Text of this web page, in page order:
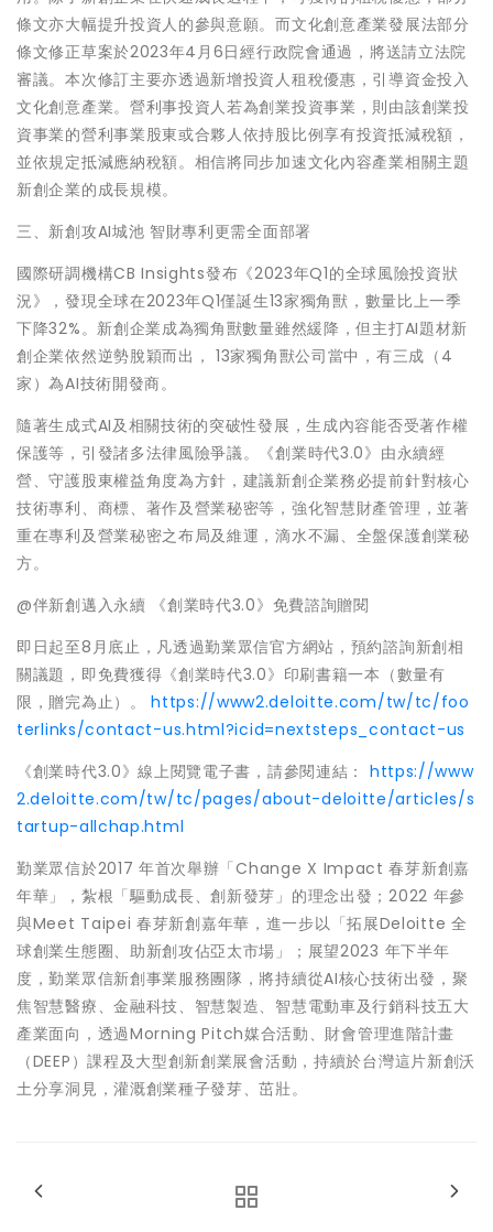
條文亦大幅提升投資人的參與意願。而文化創意產業發展法部分
條文修正草案於2023年4月6日經行政院會通過，將送請立法院
審議。本次修訂主要亦透過新增投資人租稅優惠，引導資金投入
文化創意產業。營利事投資人若為創業投資事業，則由該創業投
資事業的營利事業股東或合夥人依持股比例享有投資抵減稅額，
並依規定抵減應納稅額。相信將同步加速文化內容產業相關主題
新創企業的成長規模。
三、新創攻AI城池 智財專利更需全面部署
國際研調機構CB Insights發布《2023年Q1的全球風險投資狀
況》，發現全球在2023年Q1僅誕生13家獨角獸，數量比上一季
下降32%。新創企業成為獨角獸數量雖然緩降，但主打AI題材新
創企業依然逆勢脫穎而出， 13家獨角獸公司當中，有三成（4
家）為AI技術開發商。
隨著生成式AI及相關技術的突破性發展，生成內容能否受著作權
保護等，引發諸多法律風險爭議。《創業時代3.0》由永續經
營、守護股東權益角度為方針，建議新創企業務必提前針對核心
技術專利、商標、著作及營業秘密等，強化智慧財產管理，並著
重在專利及營業秘密之布局及維運，滴水不漏、全盤保護創業秘
方。
@伴新創邁入永續 《創業時代3.0》免費諮詢贈閱
即日起至8月底止，凡透過勤業眾信官方網站，預約諮詢新創相
關議題，即免費獲得《創業時代3.0》印刷書籍一本（數量有
限，贈完為止）。https://www2.deloitte.com/tw/tc/foo
terlinks/contact-us.html?icid=nextsteps_contact-us
《創業時代3.0》線上閱覽電子書，請參閱連結： https://www
2.deloitte.com/tw/tc/pages/about-deloitte/articles/s
tartup-allchap.html
勤業眾信於2017 年首次舉辦「Change X Impact 春芽新創嘉
年華」，紮根「驅動成長、創新發芽」的理念出發；2022 年參
與Meet Taipei 春芽新創嘉年華，進一步以「拓展Deloitte 全
球創業生態圈、助新創攻佔亞太市場」；展望2023 年下半年
度，勤業眾信新創事業服務團隊，將持續從AI核心技術出發，聚
焦智慧醫療、金融科技、智慧製造、智慧電動車及行銷科技五大
產業面向，透過Morning Pitch媒合活動、財會管理進階計畫
（DEEP）課程及大型創新創業展會活動，持續於台灣這片新創沃
土分享洞見，灌溉創業種子發芽、茁壯。